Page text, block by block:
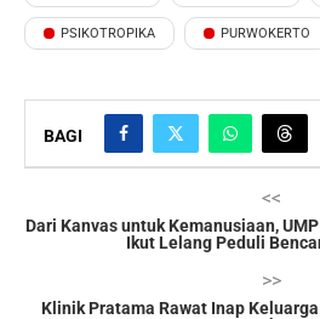
PSIKOTROPIKA PURWOKERTO
BAGI
<<
Dari Kanvas untuk Kemanusiaan,
Ikut Lelang Peduli
>>
Klinik Pratama Rawat Inap